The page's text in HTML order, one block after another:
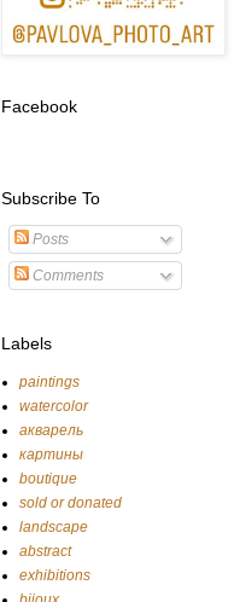
Facebook
Subscribe To
Posts
Comments
Labels
paintings
watercolor
акварель
картины
boutique
sold or donated
landscape
abstract
exhibitions